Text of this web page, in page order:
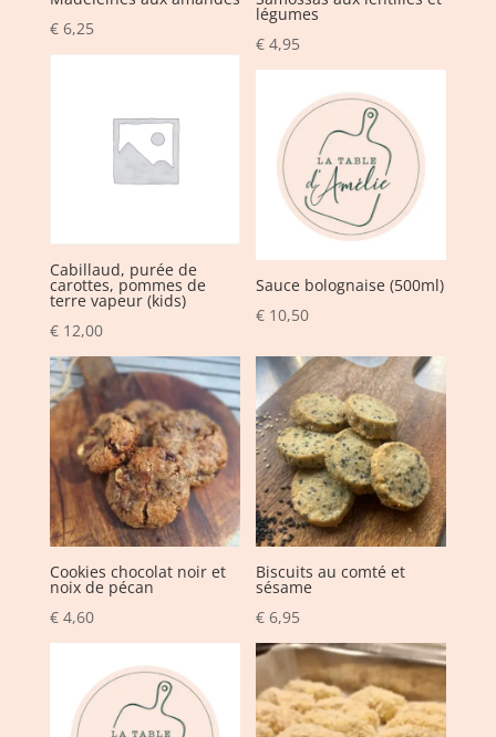
€6,25
légumes
€ 4,95
Cabillaud, purée de
carottes, pommes de
terre vapeur (kids)
€12,00
Sauce bolognaise (500ml)
€ 10,50
Cookies chocolat noir et
noix de pécan
€4,60
Biscuits au comté et
sésame
€ 6,95